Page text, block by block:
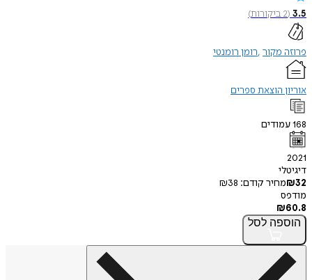
3.5
(
2ביקורות)
פרוזה מקור רומן רומנטי
אוריון הוצאת ספרים
168עמודים
2021
דיגיטלי
₪32 מחיר קודם: ₪38
מודפס
₪60.8
הוספה לסל